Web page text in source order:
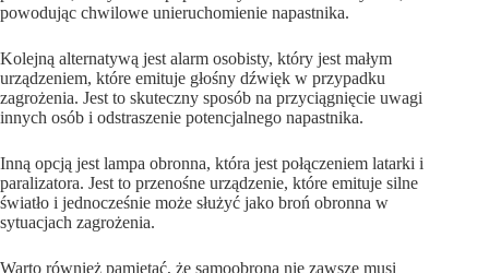
powodując chwilowe unieruchomienie napastnika.
Kolejną alternatywą jest alarm osobisty, który jest małym
urządzeniem, które emituje głośny dźwięk w przypadku
zagrożenia. Jest to skuteczny sposób na przyciągnięcie uwagi
innych osób i odstraszenie potencjalnego napastnika.
Inną opcją jest lampa obronna, która jest połączeniem latarki i
paralizatora. Jest to przenośne urządzenie, które emituje silne
światło i jednocześnie może służyć jako broń obronna w
sytuacjach zagrożenia.
Warto również pamiętać, że samoobrona nie zawsze musi